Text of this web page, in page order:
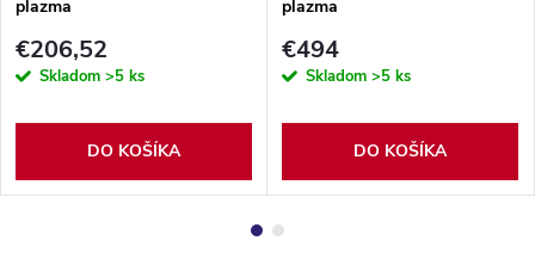
plazma
€206,52
Skladom >5 ks
DO KOŠÍKA
plazma
€494
Skladom >5 ks
DO KOŠÍKA